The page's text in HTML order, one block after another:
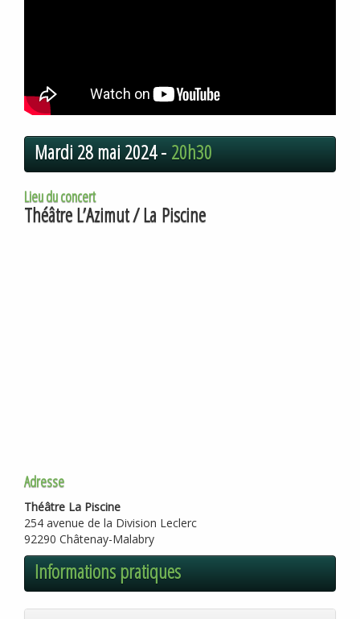
Mardi 28 mai 2024 -20h30
Lieu du concert
Théâtre L’Azimut / La Piscine
Adresse
Théâtre La Piscine
254 avenue de la Division Leclerc
92290 Châtenay-Malabry
Informations pratiques